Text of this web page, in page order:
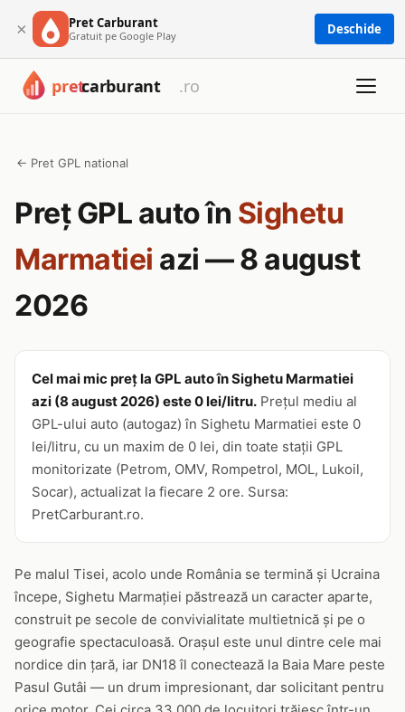
× Pret Carburant
Gratuit pe Google Play Deschide
← Pret GPL national
Preț GPL auto în Sighetu
Marmatiei azi — 8 august
2026
Cel mai mic preț la GPL auto în Sighetu Marmatiei
azi (8 august 2026) este 0 lei/litru. Prețul mediu al
GPL-ului auto (autogaz) în Sighetu Marmatiei este 0
lei/litru, cu un maxim de 0 lei, din toate stații GPL
monitorizate (Petrom, OMV, Rompetrol, MOL, Lukoil,
Socar), actualizat la fiecare 2 ore. Sursa:
PretCarburant.ro.
Pe malul Tisei, acolo unde România se termină și Ucraina
începe, Sighetu Marmației păstrează un caracter aparte,
construit pe secole de convivialitate multietnică și pe o
geografie spectaculoasă. Orașul este unul dintre cele mai
nordice din țară, iar DN18 îl conectează la Baia Mare peste
Pasul Gutâi — un drum impresionant, dar solicitant pentru